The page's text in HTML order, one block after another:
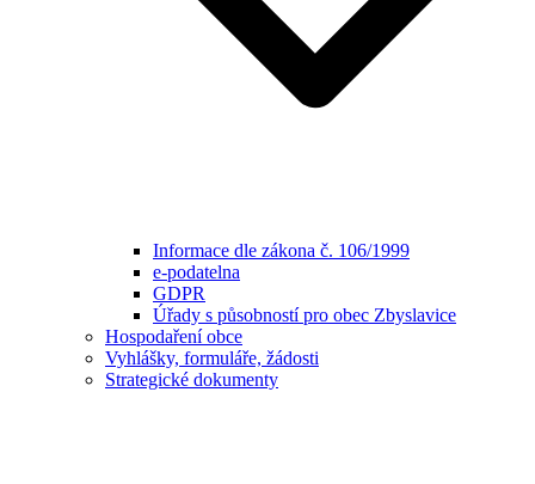
Informace dle zákona č. 106/1999
e-podatelna
GDPR
Úřady s působností pro obec Zbyslavice
Hospodaření obce
Vyhlášky, formuláře, žádosti
Strategické dokumenty